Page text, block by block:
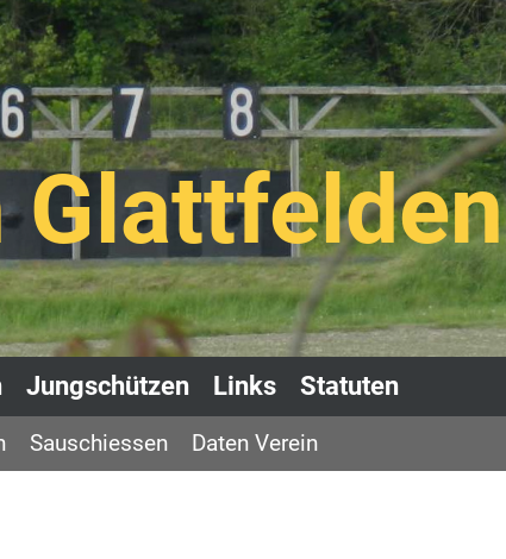
Glattfelden
Jungschützen Links Statuten
Sauschiessen Daten Verein